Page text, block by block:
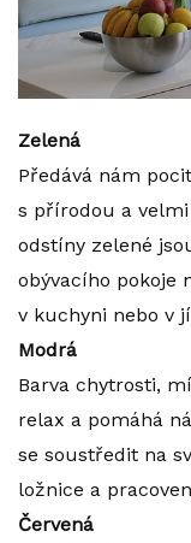
Zelená
Předává nám
s přírodou a
odstíny zelené
obývacího pokoje
v kuchyni nebo v
Modrá
Barva chytrosti,
relax a pomáhá
se soustředit na
ložnice a
Červená